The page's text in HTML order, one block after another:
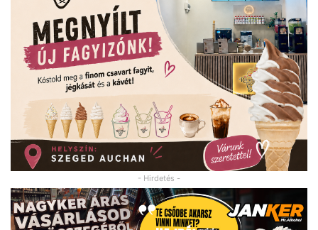
- Hirdetés -